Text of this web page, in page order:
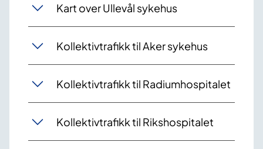
Kart over Ullevål sykehus
Kollektivtrafikk til Aker sykehus
Kollektivtrafikk til Radiumhospitalet
Kollektivtrafikk til Rikshospitalet